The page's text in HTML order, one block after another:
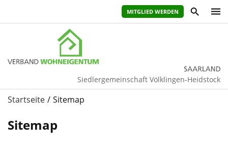
MITGLIED WERDEN
Siedlergemeinschaft Völklingen-Heidstock
Startseite Sitemap
Sitemap